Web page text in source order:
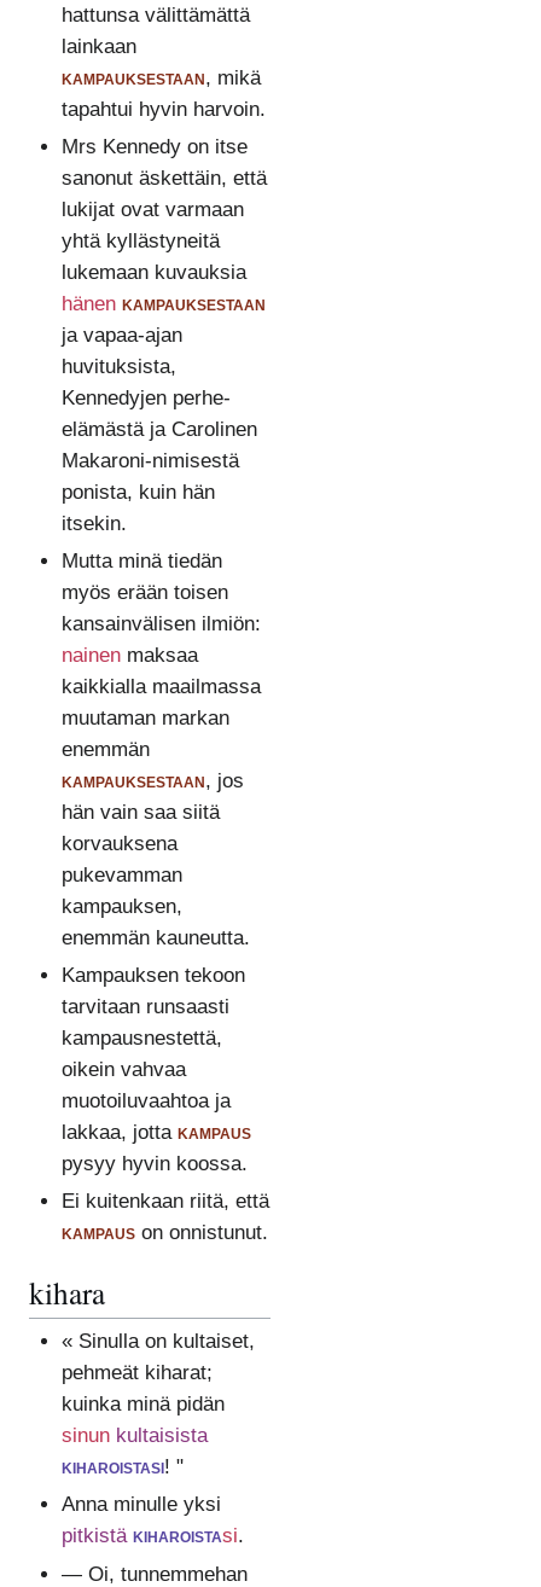
hattunsa välittämättä
lainkaan
kampauksestaan, mikä
tapahtui hyvin harvoin.
Mrs Kennedy on itse
sanonut äskettäin, että
lukijat ovat varmaan
yhtä kyllästyneitä
lukemaan kuvauksia
hänen kampauksestaan
ja vapaa-ajan
huvituksista,
Kennedyjen perhe-
elämästä ja Carolinen
Makaroni-nimisestä
ponista, kuin hän
itsekin.
Mutta minä tiedän
myös erään toisen
kansainvälisen ilmiön:
nainenmaksaa
kaikkialla maailmassa
muutaman markan
enemmän
kampauksestaan, jos
hän vain saa siitä
korvauksena
pukevamman
kampauksen,
enemmän kauneutta.
Kampauksen tekoon
tarvitaan runsaasti
kampausnestettä,
oikein vahvaa
muotoiluvaahtoa ja
lakkaa, jotta kampaus
pysyy hyvin koossa.
Ei kuitenkaan riitä, että
kampauson onnistunut.
kihara
« Sinulla on kultaiset,
pehmeät kiharat;
kuinka minä pidän
sinun kultaisista
kiharoistasi! "
Anna minulle yksi
pitkistä kiharoistasi.
— Oi, tunnemmehan